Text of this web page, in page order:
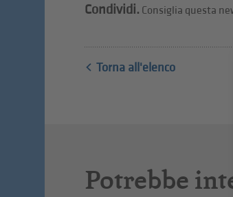
Condividi. Consiglia questa
Torna all'elenco
Potrebbe